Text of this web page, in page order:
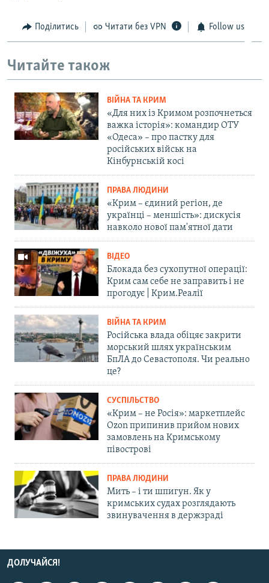
Поділитись Читати без VPN Follow us
Читайте також
ВІЙНА ТА КРИМ
«Для них із Кримом розпочнеться
важка історія»: командир ОТУ
«Одеса» – про пастку для
російських військ на
Кінбурнській косі
ПРАВА ЛЮДИНИ
«Крим – єдиний регіон, де
українці – меншість»: дискусія
навколо нової пам'ятної дати
ВІДЕО
Блокада без сухопутної операції:
Крим сам себе не заправить і не
прогодує | Крим.Реалії
ВІЙНА ТА КРИМ
Російська влада обіцяє закрити
морський шлях українським
БпЛА до Севастополя. Чи реально
це?
СУСПІЛЬСТВО
«Крим – не Росія»: маркетплейс
Ozon припинив прийом нових
замовлень на Кримському
півострові
ПРАВА ЛЮДИНИ
Мить – і ти шпигун. Як у
кримських судах розглядають
звинувачення в держзраді
ДОЛУЧАЙСЯ!